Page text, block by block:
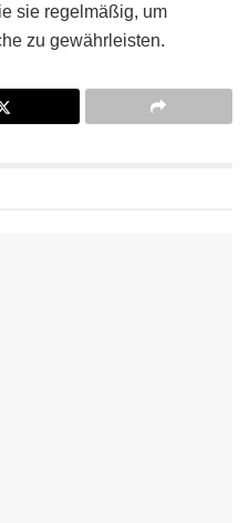
sie regelmäßig, um
zu gewährleisten.